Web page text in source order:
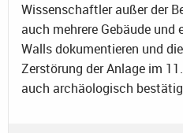
Wissenschaftler außer der
auch mehrere Gebäude und
Walls dokumentieren und
Zerstörung der Anlage im
auch archäologisch